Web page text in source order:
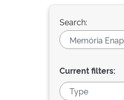
Search:
Current filters: